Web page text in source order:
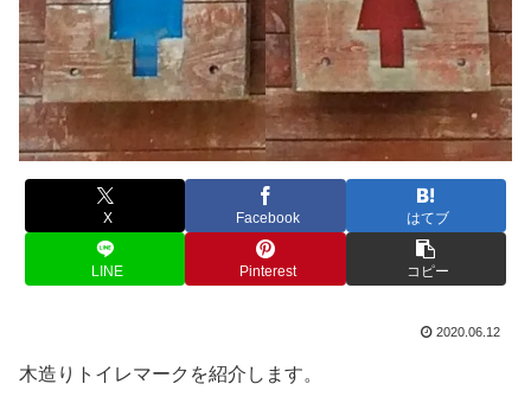
X Facebook はてブ
LINE Pinterest コピー
2020.06.12
木造りトイレマークを紹介します。